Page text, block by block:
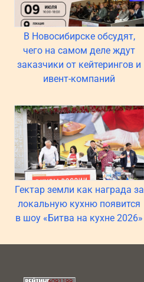
В Новосибирске обсудят,
чего на самом деле ждут
заказчики от кейтерингов и
ивент-компаний
Гектар земли как награда за
локальную кухню появится
в шоу «Битва на кухне 2026»